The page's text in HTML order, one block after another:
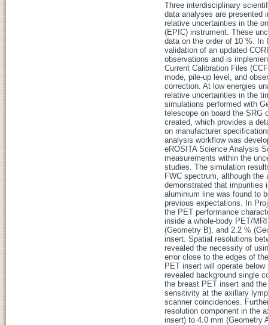
Three interdisciplinary
data analyses are presented
relative uncertainties in the
(EPIC) instrument. These
data on the order of 10 %. In
validation of an updated
observations and is
Current Calibration Files
mode, pile-up level, and
correction. At low energies
relative uncertainties in the
simulations performed with
telescope on board the SRG
created, which provides a
on manufacturer
analysis workflow was
eROSITA Science Analysis
measurements within the
studies. The simulation
FWC spectrum, although
demonstrated that impurities
aluminium line was found to
previous expectations. In
the PET performance
inside a whole-body PET/
(Geometry B), and 2.2 %
insert. Spatial resolutions
revealed the necessity of
error close to the edges of
PET insert will operate
revealed background single
the breast PET insert and
sensitivity at the axillary
scanner coincidences.
resolution component in the
insert) to 4.0 mm (Geometry